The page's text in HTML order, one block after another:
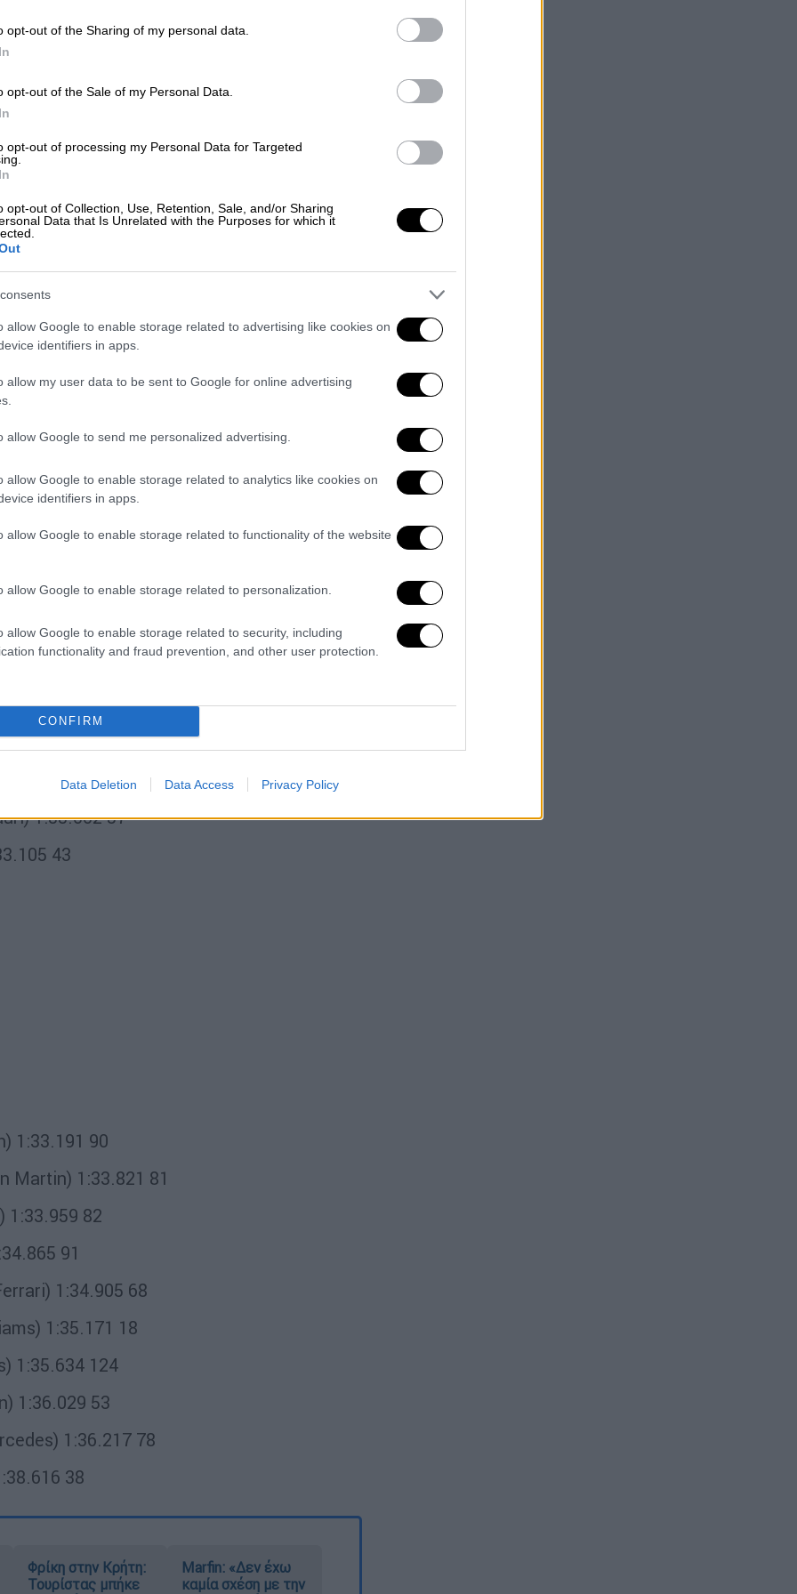
opt-out of the Sharing of my personal data.
opt-out of the Sale of my Personal Data.
opt-out of processing my Personal Data for Targeted
opt-out of Collection, Use, Retention, Sale, and/or Sharing
Data that Is Unrelated with the Purposes for which it
allow Google to enable storage related to advertising like cookies on
identifiers in apps.
allow my user data to be sent to Google for online advertising
allow Google to send me personalized advertising.
allow Google to enable storage related to analytics like cookies on
identifiers in apps.
allow Google to enable storage related to functionality of the website
allow Google to enable storage related to personalization.
allow Google to enable storage related to security, including
functionality and fraud prevention, and other user protection.
CONFIRM
Data Deletion Data Access Privacy Policy
Σαρλ Λεκλέρκ της Ferrari, ο οποίος
τον Φερνάντο Αλόνσο με Alpine. Ο
τον καλύτερο χρόνο του στα
και «έριξε» στην τέταρτη
ώρα που ο Λιούις Χάμιλτον με το
με 78 γύρους που «έγραψε» το πρωί.
δεύτερη Red Bull, ο οποίος ήταν ο
ενώ ο Κάρλος Σάινθ Τζούνιορ με
την πρώτη κόκκινη σημαία της ημέρας,
τελευταίας στροφής, ύστερα από δύο
Ήταν όγδοος όταν έπεσε η καρό
ακόμη δύο ώρες, καθώς οι άνθρωποι
για την καθυστέρηση που υπήρξε (με
της εταιρείας. Για τον ίδιο λόγο ο
και τελευταίος, ξεκίνησε μια ώρα
έκανε την έκπληξη στο φινάλε
χρόνο πίσω απ' τον Φερστάπεν.
τα μονοθέσιά τους για το
θα διεξαχθεί στην ίδια πίστα την
1:31.720 53
81
51
122
1:32.759 71
1:32.985 68
1:33.002 57
43
1:33.191 90
Martin) 1:33.821 81
1:33.959 82
91
1:34.905 68
1:35.171 18
1:35.634 124
1:36.029 53
1:36.217 78
38
Φρίκη στην Κρήτη:
Τουρίστας μπήκε
Marfin: «Δεν έχω
καμία σχέση με την